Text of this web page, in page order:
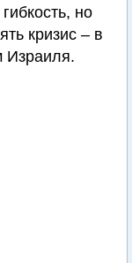
но
кризис – в
Израиля.